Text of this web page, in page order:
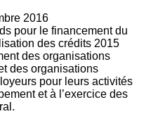
2016
pour le financement du
des crédits 2015
des organisations
des organisations
pour leurs activités
et à l’exercice des